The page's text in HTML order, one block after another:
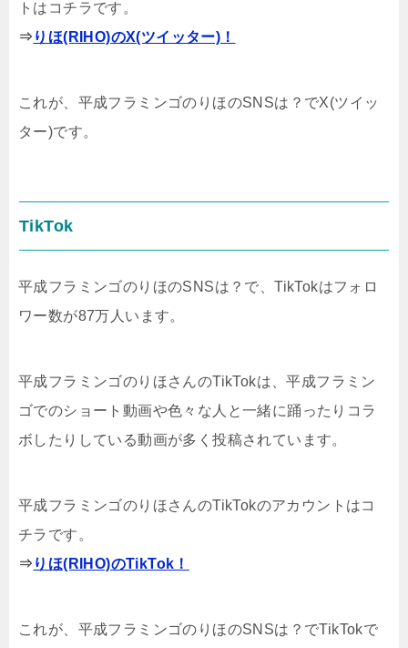
トはコチラです。
⇒ りほ(RIHO)のX(ツイッター)！
これが、平成フラミンゴのりほのSNSは？でX(ツイッ
ター)です。
TikTok
平成フラミンゴのりほのSNSは？で、TikTokはフォロ
ワー数が87万人います。
平成フラミンゴのりほさんのTikTokは、平成フラミン
ゴでのショート動画や色々な人と一緒に踊ったりコラ
ボしたりしている動画が多く投稿されています。
平成フラミンゴのりほさんのTikTokのアカウントはコ
チラです。
⇒ りほ(RIHO)のTikTok！
これが、平成フラミンゴのりほのSNSは？でTikTokで